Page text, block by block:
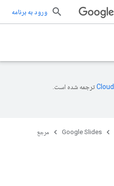
ورود به برنامه
ترجمه شده است.
Google Slides مرجع